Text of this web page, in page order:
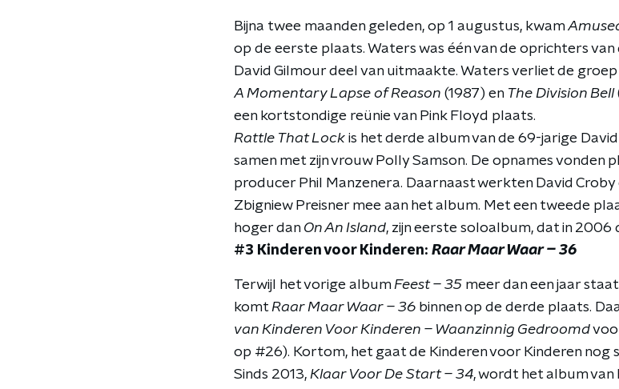
Bijna twee maanden geleden, op 1 augustus, kwam
op de eerste plaats. Waters was één van de oprichters
David Gilmour deel van uitmaakte. Waters verliet de
A Momentary Lapse of Reason (1987) en The Division Bell
een kortstondige reünie van Pink Floyd plaats.
Rattle That Lock is het derde album van de 69-jarige
samen met zijn vrouw Polly Samson. De opnames vonden
producer Phil Manzenera. Daarnaast werkten David Croby
Zbigniew Preisner mee aan het album. Met een tweede
hoger dan On An Island, zijn eerste soloalbum, dat in
#3 Kinderen voor Kinderen: Raar Maar Waar – 36
Terwijl het vorige album Feest – 35 meer dan een jaar
komt Raar Maar Waar – 36 binnen op de derde plaats.
van Kinderen Voor Kinderen – Waanzinnig Gedroomd
op #26). Kortom, het gaat de Kinderen voor Kinderen nog
Sinds 2013, Klaar Voor De Start – 34, wordt het album van